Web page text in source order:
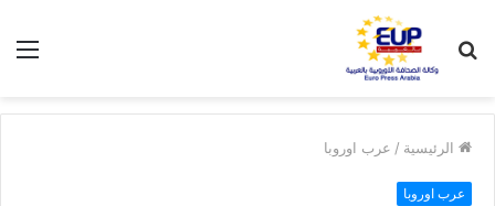
عن
الرئيسية / عرب اوروبا
عرب اوروبا